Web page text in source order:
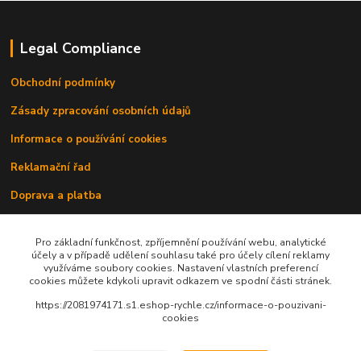
Legal Compliance
Obchodní podmínky
Zásady zpracování osobních údajů
Informace o používání cookies
Reklamační řad
Doprava a platba
Pro základní funkčnost, zpříjemnění používání webu, analytické
účely a v případě udělení souhlasu také pro účely cílení reklamy
využíváme soubory cookies. Nastavení vlastních preferencí
cookies můžete kdykoli upravit odkazem ve spodní části stránek.
https://2081974171.s1.eshop-rychle.cz/informace-o-pouzivani-
cookies